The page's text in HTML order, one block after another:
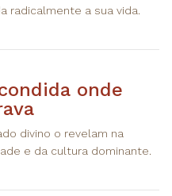
radicalmente a sua vida.
onde
divino o revelam na
e da cultura dominante.